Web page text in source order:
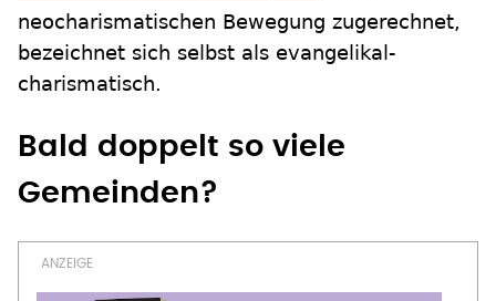
neocharismatischen Bewegung zugerechnet,
bezeichnet sich selbst als evangelikal-
charismatisch.
Bald doppelt so viele
Gemeinden?